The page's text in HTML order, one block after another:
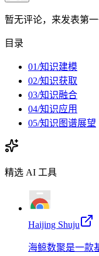
暂无评论，来发表第
目录
01/知识建模
02/知识获取
03/知识融合
04/知识应用
05/知识图谱展望
精选 AI 工具
Haijing Shuju
海鲸数聚是一款